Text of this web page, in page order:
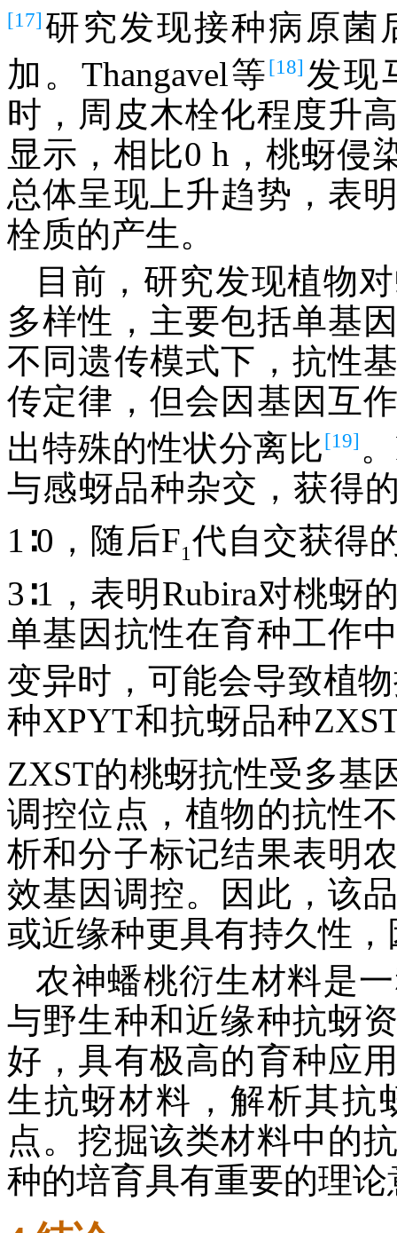
[17]研究发现接种病原菌
加。Thangavel等[18] 发现
时，周皮木栓化程度升
显示，相比0 h，桃蚜侵
总体呈现上升趋势，表
栓质的产生。
目前，研究发现植物
多样性，主要包括单基
不同遗传模式下，抗性
传定律，但会因基因互
出特殊的性状分离比[19]
与感蚜品种杂交，获得
1∶0，随后F1代自交获得
3∶1，表明Rubira对桃蚜
单基因抗性在育种工作
变异时，可能会导致植
种XPYT和抗蚜品种
ZXST的桃蚜抗性受多基
调控位点，植物的抗性
析和分子标记结果表明
效基因调控。因此，该
或近缘种更具有持久性
农神蟠桃衍生材料是
与野生种和近缘种抗蚜
好，具有极高的育种应
生抗蚜材料，解析其抗
点。挖掘该类材料中的
种的培育具有重要的理论